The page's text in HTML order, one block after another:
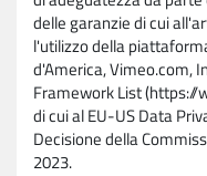
delle garanzie di cui
l'utilizzo della
d'America, Vimeo.com,
Framework List
di cui al EU-US Data
Decisione della
2023.